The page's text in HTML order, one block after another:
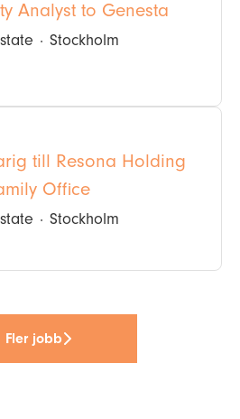
Analyst to Genesta
· Stockholm
till Resona Holding
Office
· Stockholm
Fler jobb